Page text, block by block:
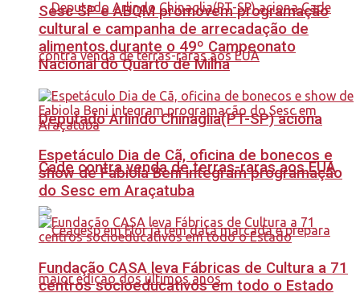
Deputado Arlindo Chinaglia(PT-SP) aciona
Cade contra venda de terras-raras aos EUA
Sesc SP e ABQM promovem programação
cultural e campanha de arrecadação de
alimentos durante o 49º Campeonato
Nacional do Quarto de Milha
Espetáculo Dia de Cã, oficina de bonecos e
show de Fabiola Beni integram programação
do Sesc em Araçatuba
Fundação CASA leva Fábricas de Cultura a 71
centros socioeducativos em todo o Estado